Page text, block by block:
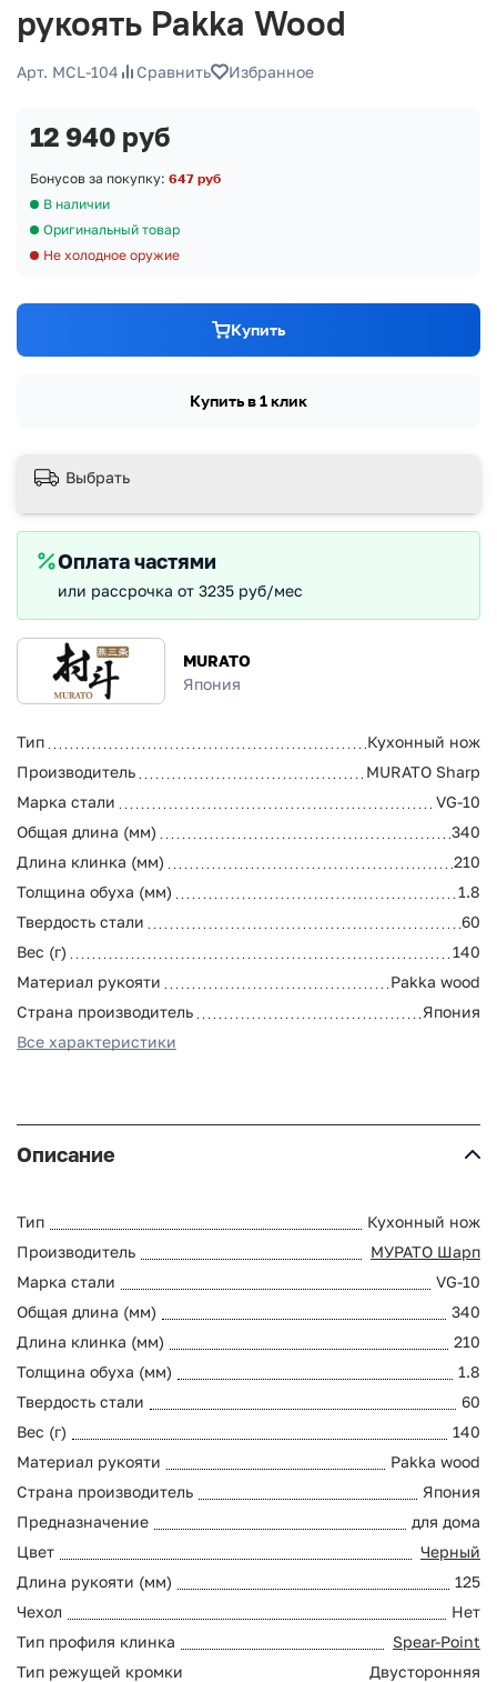
рукоять Pakka Wood
Арт. MCL-104 Сравнить Избранное
MURATO
Япония
Тип
Кухонный нож
Производитель
MURATO Sharp
Марка стали
VG-10
Общая длина (мм)
340
Длина клинка (мм)
210
Толщина обуха (мм)
1.8
Твердость стали
60
Вес (г)
140
Материал рукояти
Pakka wood
Страна производитель
Япония
Все характеристики
12 940 руб
Бонусов за покупку: 647 руб
В наличии
Оригинальный товар
Не холодное оружие
Купить
Купить в 1 клик
Выбрать
Оплата частями
или рассрочка от 3235 руб/мес
Описание
Тип
Кухонный нож
Производитель
МУРАТО Шарп
Марка стали
VG-10
Общая длина (мм)
340
Длина клинка (мм)
210
Толщина обуха (мм)
1.8
Твердость стали
60
Вес (г)
140
Материал рукояти
Pakka wood
Страна производитель
Япония
Предназначение
для дома
Цвет
Черный
Длина рукояти (мм)
125
Чехол
Нет
Тип профиля клинка
Spear-Point
Тип режущей кромки
Двусторонняя